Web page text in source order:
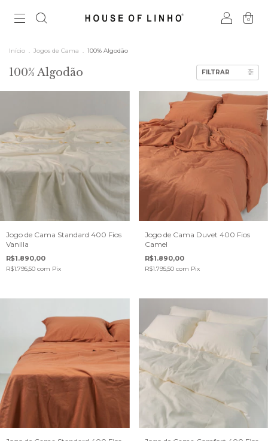
0
Início . Jogos de Cama . 100% Algodão
100% Algodão FILTRAR
Jogo de Cama Standard 400 Fios
Vanilla
R$1.890,00
R$1.795,50 com Pix
Jogo de Cama Duvet 400 Fios
Camel
R$1.890,00
R$1.795,50 com Pix